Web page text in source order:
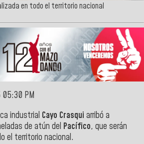
en todo el territorio nacional
PM
industrial Cayo Crasqui arribó a
de atún del Pacífico, que serán
el territorio nacional.